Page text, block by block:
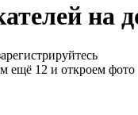
на
ещё 12 и откроем фото